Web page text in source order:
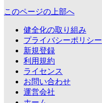
このページの上部へ
健全化の取り組み
プライバシーポリシー
新規登録
利用規約
ライセンス
お問い合わせ
運営会社